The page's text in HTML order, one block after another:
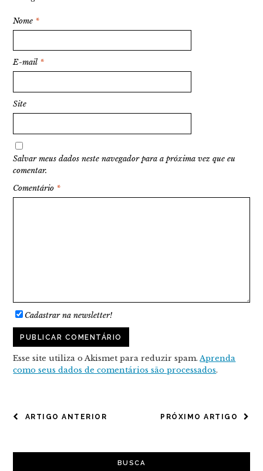
Nome *
E-mail *
Site
Salvar meus dados neste navegador para a próxima vez que eu
comentar.
Comentário *
Cadastrar na newsletter!
Esse site utiliza o Akismet para reduzir spam.Aprenda
como seus dados de comentários são processados.
NAVEGAÇÃO
POST
PRÓXIMO ARTIGO
ARTIGO ANTERIOR
BUSCA